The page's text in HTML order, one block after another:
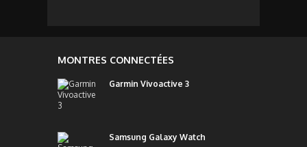
MONTRES CONNECTÉES
Garmin Vivoactive 3
Samsung Galaxy Watch